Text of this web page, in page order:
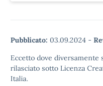
Pubblicato: 03.09.2024 -
Eccetto dove diversamente
rilasciato sotto Licenza
Italia.